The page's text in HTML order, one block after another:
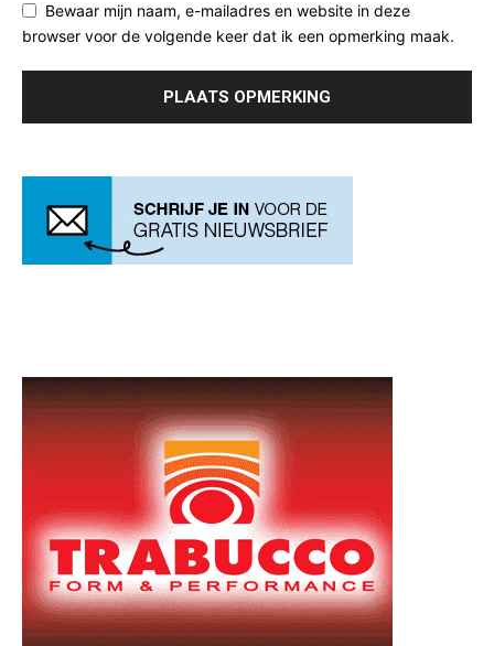
Bewaar mijn naam, e-mailadres en website in deze
browser voor de volgende keer dat ik een opmerking maak.